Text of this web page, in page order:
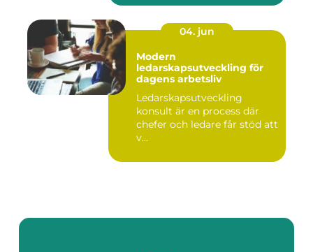
04. jun
Modern
ledarskapsutveckling för
dagens arbetsliv
Ledarskapsutveckling
konsult är en process där
chefer och ledare får stöd att
v...